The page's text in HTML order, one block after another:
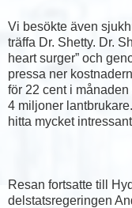
Vi besökte även
träffa Dr. Shetty. Dr.
heart surger” och
pressa ner
för 22 cent i månaden
4 miljoner
hitta mycket
Resan fortsatte till
delstatsregeringen